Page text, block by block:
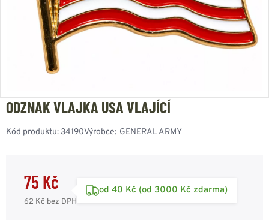
ODZNAK VLAJKA USA VLAJÍCÍ
Kód produktu: 34190Výrobce: GENERAL ARMY
75 Kč
62 Kč bez DPH
od 40 Kč (od 3000 Kč zdarma)